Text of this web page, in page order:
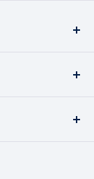
人参など